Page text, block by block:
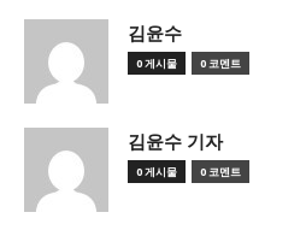
김윤수
0 게시물 0 코멘트
김윤수 기자
0 게시물 0 코멘트